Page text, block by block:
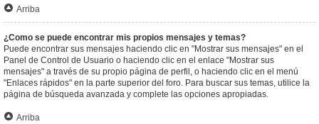
Arriba
¿Como se puede encontrar mis propios mensajes y temas?
Puede encontrar sus mensajes haciendo clic en "Mostrar sus mensajes" en el
Panel de Control de Usuario o haciendo clic en el enlace "Mostrar sus
mensajes" a través de su propio página de perfil, o haciendo clic en el menú
"Enlaces rápidos" en la parte superior del foro. Para buscar sus temas, utilice la
página de búsqueda avanzada y complete las opciones apropiadas.
Arriba